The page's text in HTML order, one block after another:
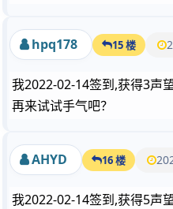
hpq178 15 楼
我2022-02-14签到,获得3声
再来试试手气吧？
AHYD 16 楼
我2022-02-14签到,获得5声